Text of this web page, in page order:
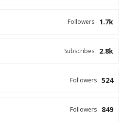
1.7k
Followers
2.8k
Subscribes
524
Followers
849
Followers